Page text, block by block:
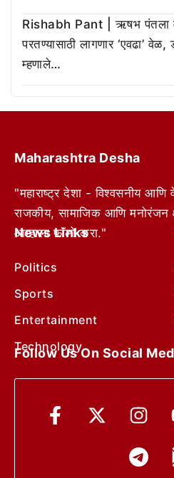
Rishabh Pant | ऋषभ पंतला
परतण्यासाठी लागणार ‘एवढा’ वेळ,
म्हणाले…
Maharashtra Desha
"महाराष्ट्र देशा - विश्वसनीय आणि
राजकीय, सामाजिक आणि मनोरंजन
आम्हाला फॉलो करा."
News Links
Politics
Sports
Entertainment
Technology
Follow Us On Social